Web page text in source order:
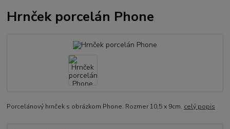
Hrnček porcelán Phone
Porcelánový hrnček s obrázkom Phone. Rozmer 10,5 x 9cm. celý popis